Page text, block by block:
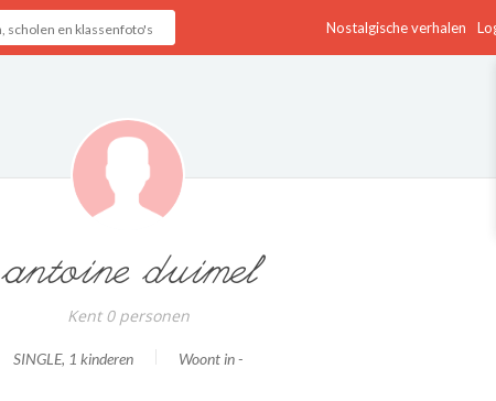
Nostalgische verhalen
antoine duimel
Kent 0 personen
SINGLE, 1 kinderen Woont in -